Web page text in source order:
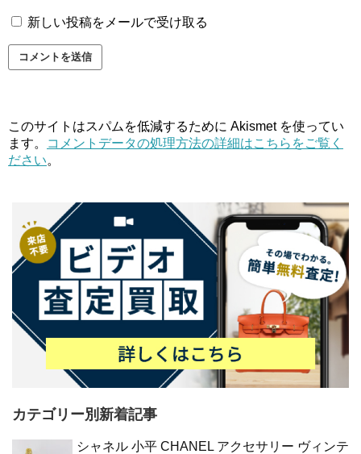
新しい投稿をメールで受け取る
このサイトはスパムを低減するために Akismet を使ってい
ます。
コメントデータの処理方法の詳細はこちらをご覧く
ださい。
カテゴリー別新着記事
シャネル 小平 CHANEL アクセサリー ヴィンテ